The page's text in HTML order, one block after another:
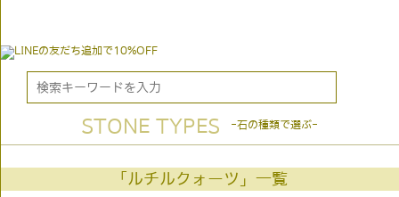
STONE TYPES -石の種類で選ぶ-
「ルチルクォーツ」一覧